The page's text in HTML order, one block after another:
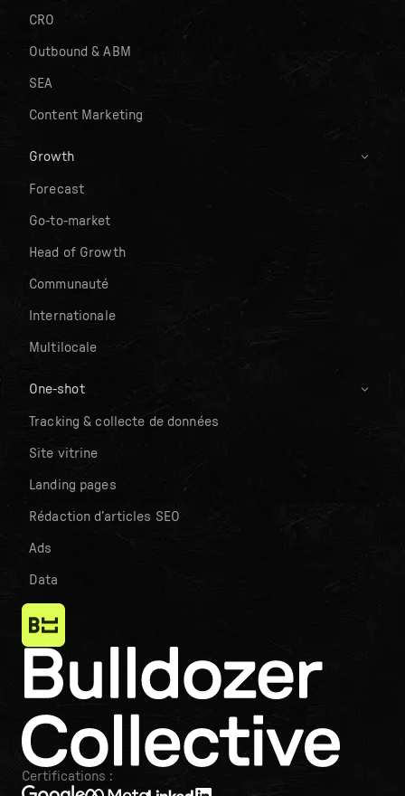
CRO
Outbound & ABM
SEA
Content Marketing
Growth
Forecast
Go-to-market
Head of Growth
Communauté
Internationale
Multilocale
One-shot
Tracking & collecte de données
Site vitrine
Landing pages
Rédaction d’articles SEO
Ads
Data
Certifications :